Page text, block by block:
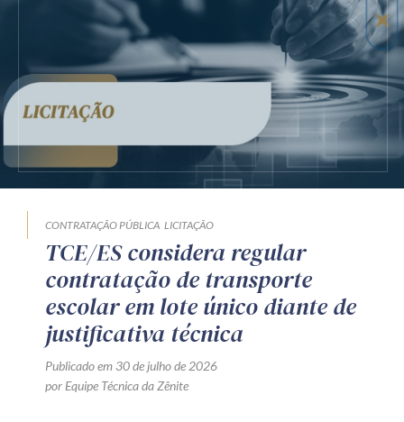
CONTRATAÇÃO PÚBLICA LICITAÇÃO
TCE/ES considera regular
contratação de transporte
escolar em lote único diante de
justificativa técnica
Publicado em 30 de julho de 2026
por Equipe Técnica da Zênite